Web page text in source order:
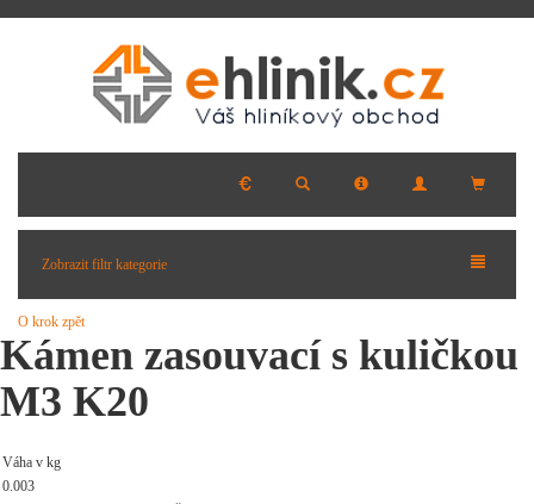
Zobrazit filtr kategorie
O krok zpět
Kámen zasouvací s kuličkou
M3 K20
Váha v kg
0.003